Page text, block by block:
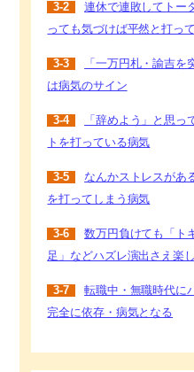
3-2
連休で連敗してトー
っても気づけば平然と打っ
3-3
「一万円札・諭吉を
は病気のサイン
3-4
「辞めよう」と思っ
トを打っている病気
3-5
なんかストレスがあ
を打ってしまう病気
3-6
数万円負けても「ト
足」などハズレ演出さえ楽
3-7
転職中・無職時代に
完全に依存・病気となる